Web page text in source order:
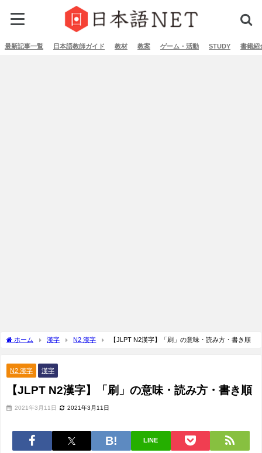
最新記事一覧 日本語教師ガイド 教材 教案 ゲーム・活動 STUDY 書籍紹
ホーム 漢字 N2 漢字 【JLPT N2漢字】「刷」の意味・読み方・書き順
N2 漢字 漢字
【JLPT N2漢字】「刷」の意味・読み方・書き順
2021年3月11日 2021年3月11日
LINE